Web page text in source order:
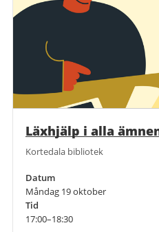
Läxhjälp i alla
Kortedala bibliotek
Datum
Måndag 19 oktober
Tid
17:00–18:30